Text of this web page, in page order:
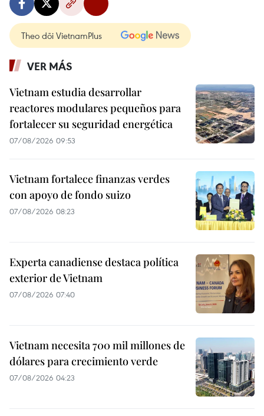
Theo dõi VietnamPlus
VER MÁS
Vietnam estudia desarrollar
reactores modulares pequeños para
fortalecer su seguridad energética
07/08/2026 09:53
Vietnam fortalece finanzas verdes
con apoyo de fondo suizo
07/08/2026 08:23
Experta canadiense destaca política
exterior de Vietnam
07/08/2026 07:40
Vietnam necesita 700 mil millones de
dólares para crecimiento verde
07/08/2026 04:23